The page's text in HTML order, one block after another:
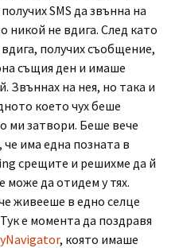
SMS да звънна на
никой не вдига. След като
получих съобщение,
същия ден и имаше
Звъннах на нея, но така и
което чух беше
ми затвори. Беше вече
има една позната в
срещите и решихме да й
може да отидем у тях.
живееше в едно селце
е момента да поздравя
, която имаше